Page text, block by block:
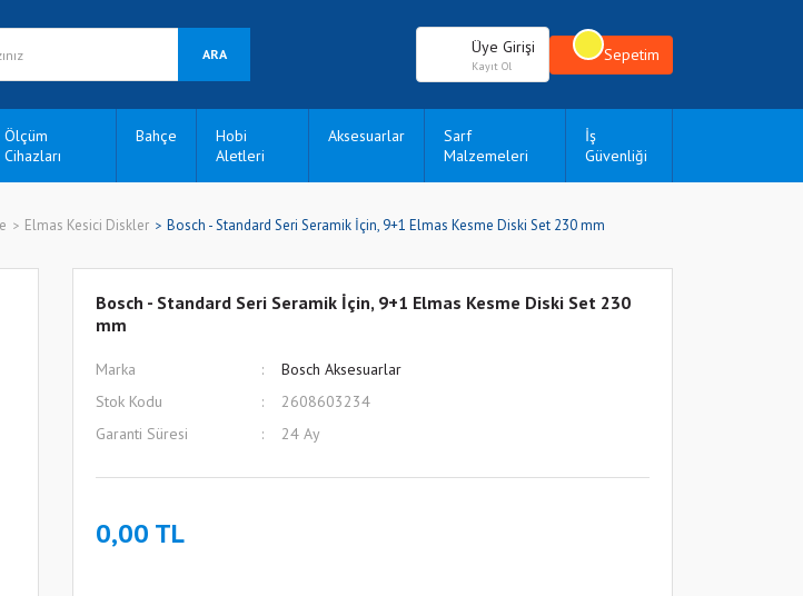
ARA Üye Girişi
Kayıt Ol
Sepetim
Ölçüm
Cihazları
Bahçe
Hobi
Aletleri
Aksesuarlar
Sarf
Malzemeleri
İş
Güvenliği
Elmas Kesici Diskler Bosch - Standard Seri Seramik İçin, 9+1 Elmas Kesme Diski Set 230 mm
Bosch - Standard Seri Seramik İçin, 9+1 Elmas Kesme Diski Set 230
mm
Marka
Bosch Aksesuarlar
Stok Kodu
2608603234
Garanti Süresi
24 Ay
0,00 TL